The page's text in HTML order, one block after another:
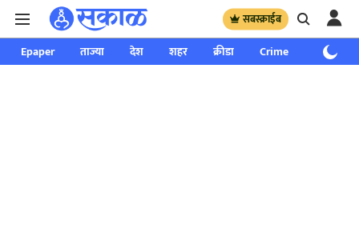
सबस्क्राईब
Epaper ताज्या देश शहर क्रीडा Crime साप्ताहिक